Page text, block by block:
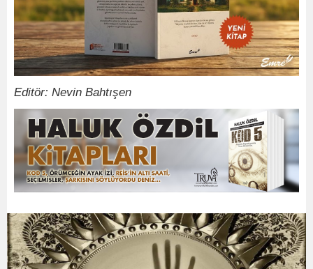
Editör: Nevin Bahtışen